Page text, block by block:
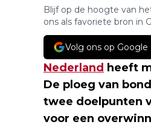
Blijf op de hoogte van
ons als favoriete bron in
Volg ons op Google
Nederland heeft
De ploeg van
twee doelpunten
voor een